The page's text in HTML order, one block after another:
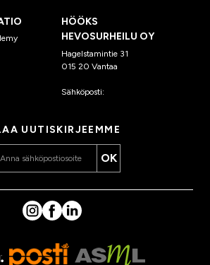
HÖÖKS
HEVOSURHEILU OY
Hagelstamintie 31
015 20 Vantaa
Sähköposti:
UUTISKIRJEEMME
OK